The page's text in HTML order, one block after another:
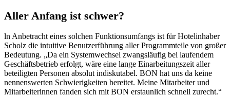
Aller Anfang ist schwer?
ln Anbetracht eines solchen Funktionsumfangs ist für Hotelinhaber
Scholz die intuitive Benutzerführung aller Programmteile von großer
Bedeutung. „Da ein Systemwechsel zwangsläufig bei laufendem
Geschäftsbetrieb erfolgt, wäre eine lange Einarbeitungszeit aller
beteiligten Personen absolut indiskutabel. BON hat uns da keine
nennenswerten Schwierigkeiten bereitet. Meine Mitarbeiter und
Mitarbeiterinnen fanden sich mit BON erstaunlich schnell zurecht.“